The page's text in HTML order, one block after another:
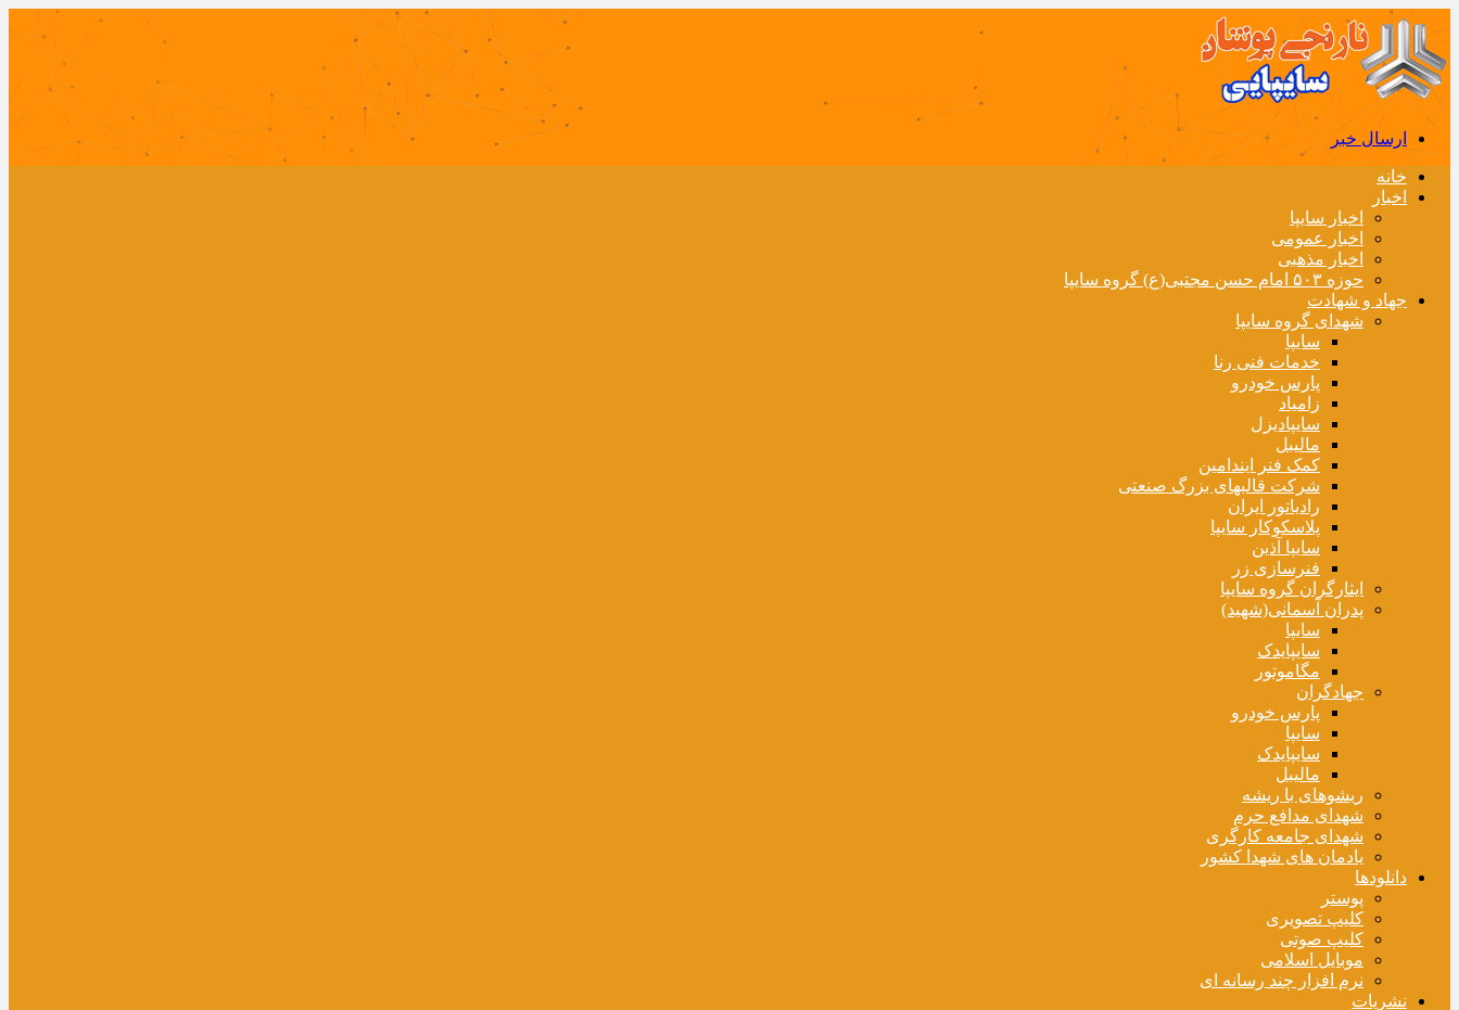
ارسال خبر
خانه
اخبار
اخبار سایپا
اخبار عمومی
اخبار مذهبی
حوزه ۵۰۳ امام حسن مجتبی(ع) گروه سایپا
جهاد و شهادت
شهدای گروه سایپا
سایپا
خدمات فنی رنا
پارس خودرو
زامیاد
سایپادیزل
مالیبل
کمک فنر ایندامین
شرکت قالبهای بزرگ صنعتی
رادیاتور ایران
پلاسکوکار سایپا
سایپا آذین
فنرسازی زر
ایثارگران گروه سایپا
پدران آسمانی(شهید)
سایپا
سایپایدک
مگاموتور
جهادگران
پارس خودرو
سایپا
سایپایدک
مالیبل
ریشوهای با ریشه
شهدای مدافع حرم
شهدای جامعه کارگری
یادمان های شهدا کشور
دانلودها
پوستر
کلیپ تصویری
کلیپ صوتی
موبایل اسلامی
نرم افزار چند رسانه ای
نشریات